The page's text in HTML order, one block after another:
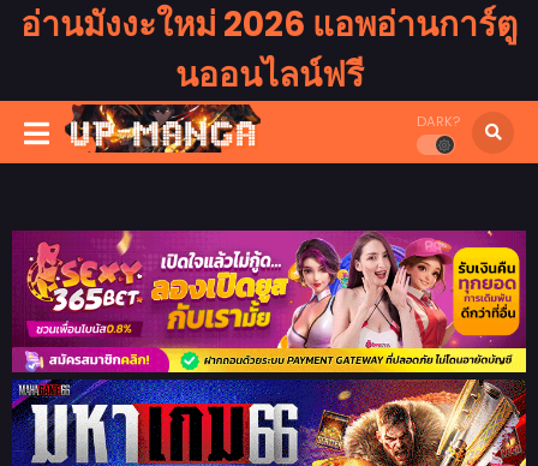
อ่านมังงะใหม่ 2026 แอพอ่านการ์ตู
นออนไลน์ฟรี
DARK?